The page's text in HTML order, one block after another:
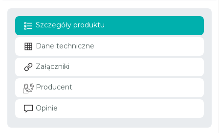
Szczegóły produktu
Dane techniczne
Załączniki
Producent
Opinie